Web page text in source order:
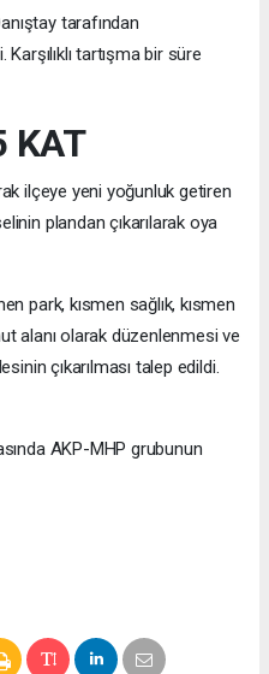
tarafından
tartışma bir süre
KAT
ilçeye yeni yoğunluk getiren
plandan çıkarılarak oya
park, kısmen sağlık, kısmen
alanı olarak düzenlenmesi ve
çıkarılması talep edildi.
AKP-MHP grubunun